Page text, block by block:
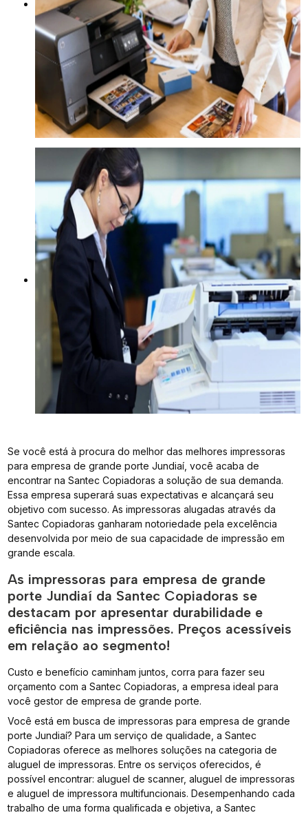
Se você está à procura do melhor das melhores impressoras
para empresa de grande porte Jundiaí, você acaba de
encontrar na Santec Copiadoras a solução de sua demanda.
Essa empresa superará suas expectativas e alcançará seu
objetivo com sucesso. As impressoras alugadas através da
Santec Copiadoras ganharam notoriedade pela excelência
desenvolvida por meio de sua capacidade de impressão em
grande escala.
As impressoras para empresa de grande
porte Jundiaí da Santec Copiadoras se
destacam por apresentar durabilidade e
eficiência nas impressões. Preços acessíveis
em relação ao segmento!
Custo e benefício caminham juntos, corra para fazer seu
orçamento com a Santec Copiadoras, a empresa ideal para
você gestor de empresa de grande porte.
Você está em busca de impressoras para empresa de grande
porte Jundiaí? Para um serviço de qualidade, a Santec
Copiadoras oferece as melhores soluções na categoria de
aluguel de impressoras. Entre os serviços oferecidos, é
possível encontrar: aluguel de scanner, aluguel de impressoras
e aluguel de impressora multifuncionais. Desempenhando cada
trabalho de uma forma qualificada e objetiva, a Santec